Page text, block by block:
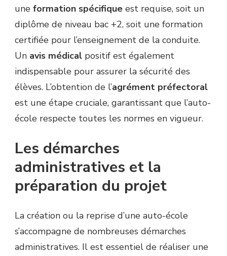
une formation spécifique est requise, soit un
diplôme de niveau bac +2, soit une formation
certifiée pour l’enseignement de la conduite.
Un avis médical positif est également
indispensable pour assurer la sécurité des
élèves. L’obtention de l’agrément préfectoral
est une étape cruciale, garantissant que l’auto-
école respecte toutes les normes en vigueur.
Les démarches
administratives et la
préparation du projet
La création ou la reprise d’une auto-école
s’accompagne de nombreuses démarches
administratives. Il est essentiel de réaliser une